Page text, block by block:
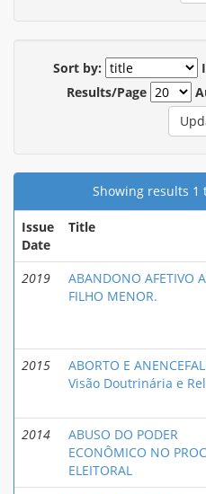
Sort by:
Results/Page
Showing results 1
Issue
Date
Title
2019
ABANDONO AFETIVO
FILHO MENOR.
2015
ABORTO E
Visão Doutrinária e
2014
ABUSO DO PODER
ECONÔMICO NO
ELEITORAL